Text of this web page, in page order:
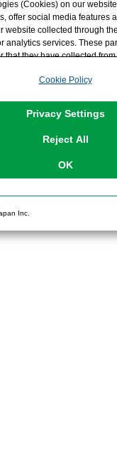
(Cookies) on our
offer social media features
website collected through
analytics services. These
that they have collected
Cookies, please
at any time via
Cookie Policy
Privacy Settings
Reject All
OK
Inc.